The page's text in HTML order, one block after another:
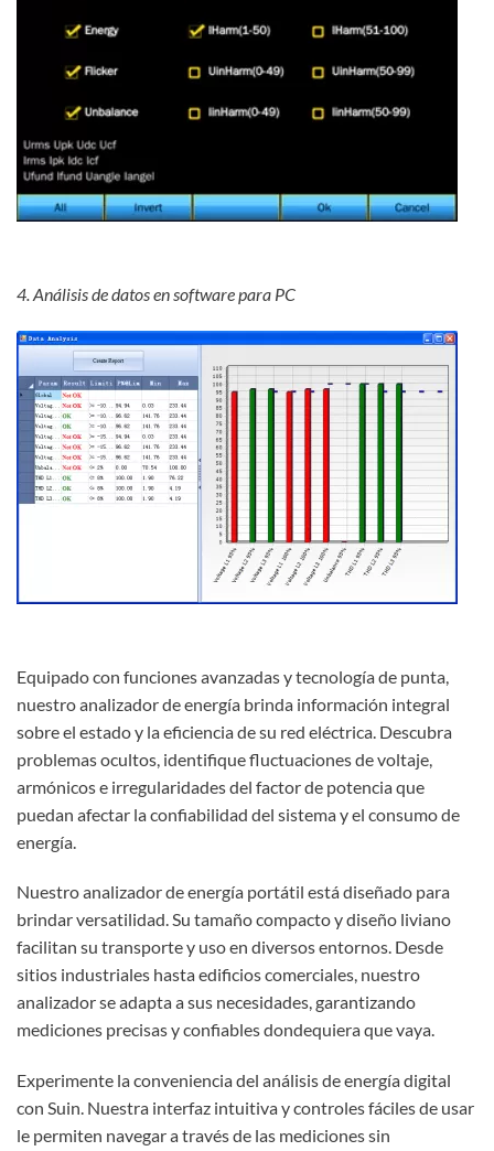
4. Análisis de datos en software para PC
Equipado con funciones avanzadas y tecnología de punta,
nuestro analizador de energía brinda información integral
sobre el estado y la eficiencia de su red eléctrica. Descubra
problemas ocultos, identifique fluctuaciones de voltaje,
armónicos e irregularidades del factor de potencia que
puedan afectar la confiabilidad del sistema y el consumo de
energía.
Nuestro analizador de energía portátil está diseñado para
brindar versatilidad. Su tamaño compacto y diseño liviano
facilitan su transporte y uso en diversos entornos. Desde
sitios industriales hasta edificios comerciales, nuestro
analizador se adapta a sus necesidades, garantizando
mediciones precisas y confiables dondequiera que vaya.
Experimente la conveniencia del análisis de energía digital
con Suin. Nuestra interfaz intuitiva y controles fáciles de usar
le permiten navegar a través de las mediciones sin